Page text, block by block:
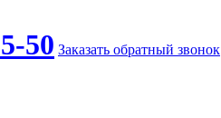
50 Заказать обратный звонок